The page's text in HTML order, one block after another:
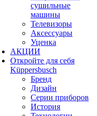
сушильные
машины
Телевизоры
Аксессуары
Уценка
АКЦИИ
Откройте для себя
Küppersbusch
Бренд
Дизайн
Серии приборов
История